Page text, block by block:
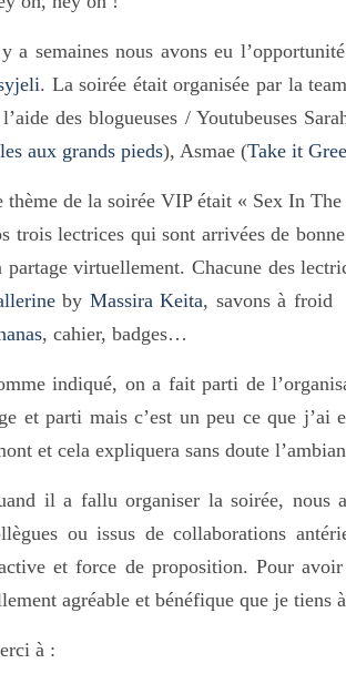
a semaines nous avons eu
. La soirée était organisée par la
des blogueuses / Youtubeuses
aux grands pieds), Asmae (Take it
thème de la soirée VIP était « Sex In
trois lectrices qui sont arrivées de
partage virtuellement. Chacune des
by MassiraKeita, savons à froid
, cahier, badges…
indiqué, on a fait parti de
et parti mais c’est un peu ce que j’ai
et cela expliquera sans doute
il a fallu organiser la soirée, nous
ou issus de collaborations
et force de proposition. Pour avoir
agréable et bénéfique que je
à :